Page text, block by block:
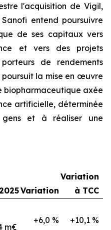
l'acquisition de Vigil,
entend poursuivre
de ses capitaux vers
et vers des projets
de rendements
la mise en œuvre
biopharmaceutique axée
artificielle, déterminée
et à réaliser une
Variation
Variation
à TCC
m€
+6,0 % +10,1 %